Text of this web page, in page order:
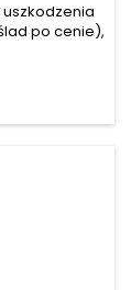
po cenie),
umysł z
Czy czujesz
energię i
myśli mogą